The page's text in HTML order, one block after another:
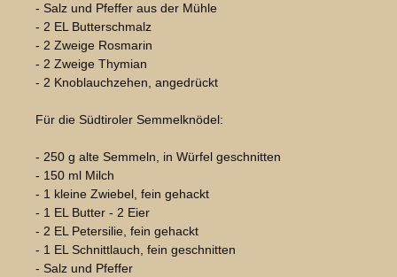
- Salz und Pfeffer aus der Mühle
- 2 EL Butterschmalz
- 2 Zweige Rosmarin
- 2 Zweige Thymian
- 2 Knoblauchzehen, angedrückt
Für die Südtiroler Semmelknödel:
- 250 g alte Semmeln, in Würfel geschnitten
- 150 ml Milch
- 1 kleine Zwiebel, fein gehackt
- 1 EL Butter - 2 Eier
- 2 EL Petersilie, fein gehackt
- 1 EL Schnittlauch, fein geschnitten
- Salz und Pfeffer